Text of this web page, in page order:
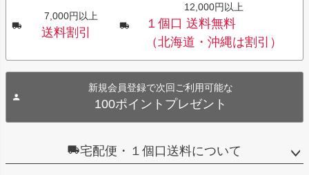
7,000円以上
送料割引
12,000円以上
１個口 送料無料
（北海道・沖縄は割引）
新規会員登録で次回ご利用可能な
100ポイントプレゼント
宅配便・１個口送料について